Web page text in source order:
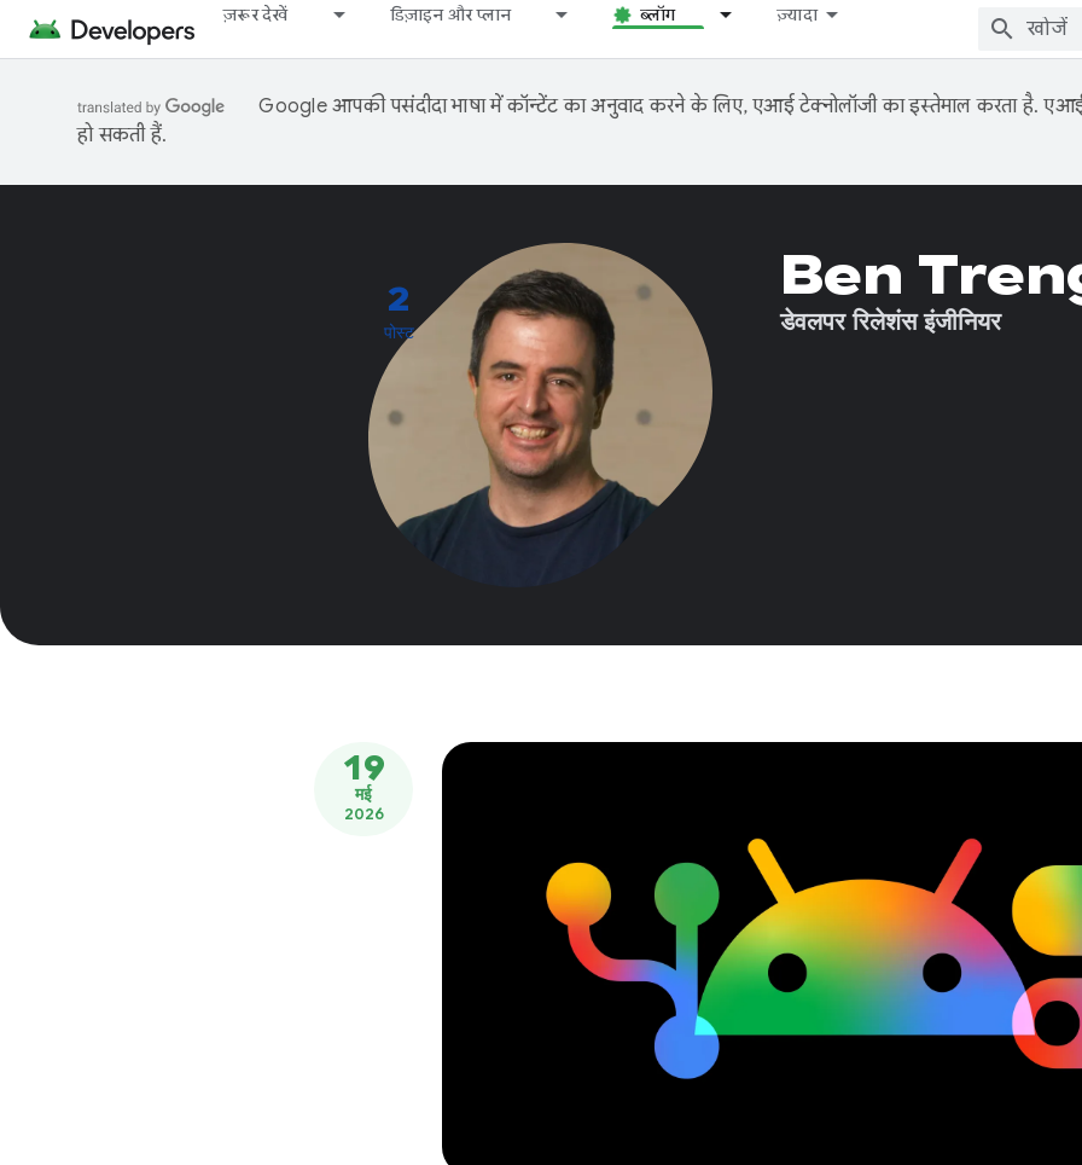
ज़रूर देखें डिज़ाइन और प्लान ब्लॉग ज़्यादा
Google आपकी पसंदीदा भाषा में कॉन्टेंट का अनुवाद करने के लिए, एआई टेक्नोलॉजी का इस्तेमाल करता है.
हो सकती हैं.
2
पोस्ट
Ben
डेवलपर रिलेशंस इंजीनियर
19
मई
2026